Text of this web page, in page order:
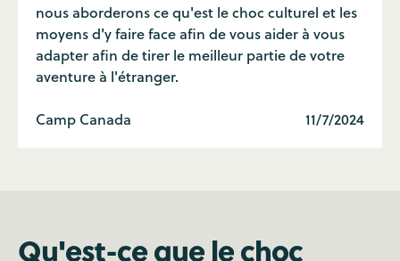
nous aborderons ce qu'est le choc culturel et les
moyens d'y faire face afin de vous aider à vous
adapter afin de tirer le meilleur partie de votre
aventure à l'étranger.
Camp Canada 11/7/2024
Qu'est-ce que le choc